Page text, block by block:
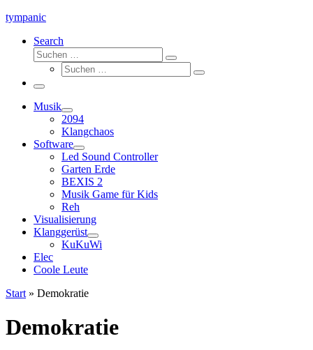
tympanic
Search
Suche
Suchen …
Suche
Suchen …
Menü
Musik
2094
Klangchaos
Software
Led Sound Controller
Garten Erde
BEXIS 2
Musik Game für Kids
Reh
Visualisierung
Klanggerüst
KuKuWi
Elec
Coole Leute
Start » Demokratie
Demokratie